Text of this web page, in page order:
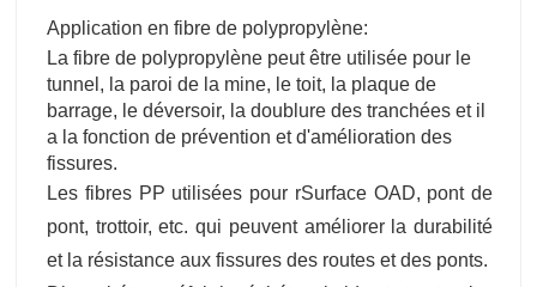
Application en fibre de polypropylène:
La fibre de polypropylène peut être utilisée pour le
tunnel, la paroi de la mine, le toit, la plaque de
barrage, le déversoir, la doublure des tranchées et il
a la fonction de prévention et d'amélioration des
fissures.
Les fibres PP utilisées pour rSurface OAD, pont de
pont, trottoir, etc. qui peuvent améliorer la durabilité
et la résistance aux fissures des routes et des ponts.